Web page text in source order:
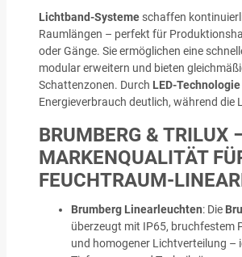
Lichtband-Systeme schaffen
Raumlängen – perfekt für
oder Gänge. Sie ermöglichen eine
modular erweitern und bieten
Schattenzonen. Durch LED-Technologie
Energieverbrauch deutlich, während die
BRUMBERG & TRILUX
MARKENQUALITÄT
FEUCHTRAUM-
Brumberg Linearleuchten: Die
überzeugt mit IP65, bruchfestem
und homogener Lichtverteilung –